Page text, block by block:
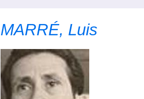
MARRÉ, Luis